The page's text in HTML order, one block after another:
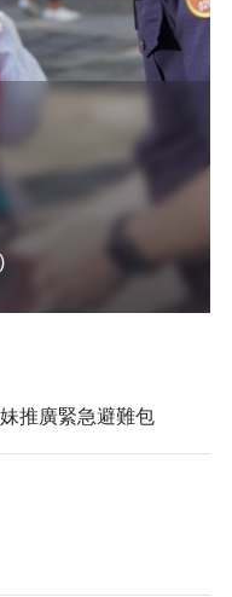
推廣緊急避難包